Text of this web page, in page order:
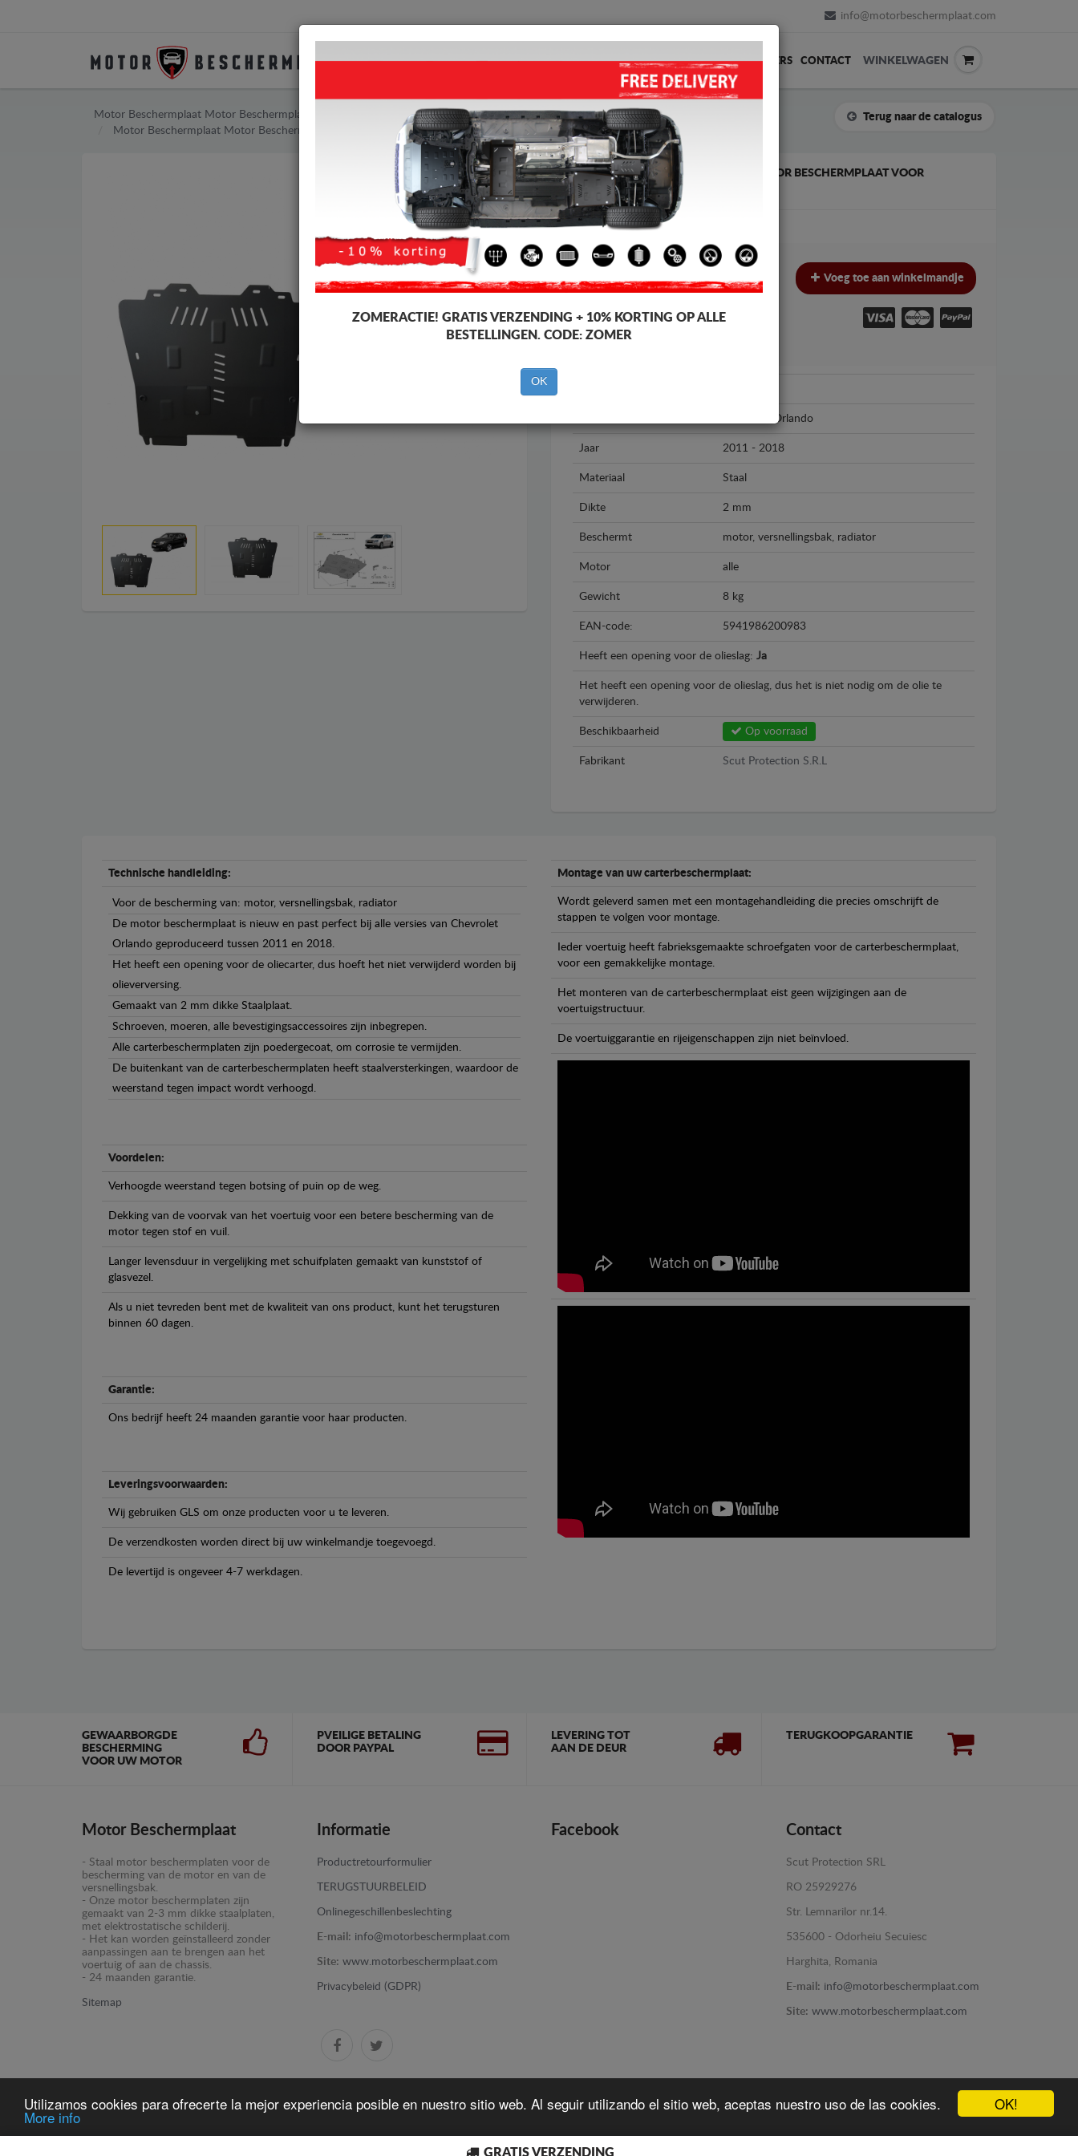
OK!
Utilizamos cookies para ofrecerte la mejor experiencia posible en nuestro sitio web. Al seguir utilizando el sitio web, aceptas nuestro uso de las cookies.
More info
info@motorbeschermplaat.com
BESCHERMPLAAT HOME VERZENDING TERUGMELDING WEDERVERKOPERS CONTACT WINKELWAGEN
Motor Beschermplaat Motor Beschermplaat Chevrolet
Motor Beschermplaat Motor Beschermplaat Chevrolet Orlando
Terug naar de catalogus
MOTOR, VERSNELLINGSBAK EN RADIATOR BESCHERMPLAAT VOOR
CHEVROLET ORLANDO (2011-2018)
Artikelcode: 04.218
172 €
145€
Incl. BTW
Voeg toe aan winkelmandje
Chevrolet Orlando
Jaar 2011 - 2018
Materiaal Staal
Dikte 2 mm
Beschermt motor, versnellingsbak, radiator
Motor alle
Gewicht 8 kg
EAN-code: 5941986200983
Heeft een opening voor de olieslag: Ja
Het heeft een opening voor de olieslag, dus het is niet nodig om de olie te
verwijderen.
Beschikbaarheid Op voorraad
Fabrikant Scut Protection S.R.L
Technische handleiding:
Voor de bescherming van: motor, versnellingsbak, radiator
De motor beschermplaat is nieuw en past perfect bij alle versies van Chevrolet
Orlando geproduceerd tussen 2011 en 2018.
Het heeft een opening voor de oliecarter, dus hoeft het niet verwijderd worden bij
olieverversing.
Gemaakt van 2 mm dikke Staalplaat.
Schroeven, moeren, alle bevestigingsaccessoires zijn inbegrepen.
Alle carterbeschermplaten zijn poedergecoat, om corrosie te vermijden.
De buitenkant van de carterbeschermplaten heeft staalversterkingen, waardoor de
weerstand tegen impact wordt verhoogd.
Voordelen:
Verhoogde weerstand tegen botsing of puin op de weg.
Dekking van de voorvak van het voertuig voor een betere bescherming van de
motor tegen stof en vuil.
Langer levensduur in vergelijking met schuifplaten gemaakt van kunststof of
glasvezel.
Als u niet tevreden bent met de kwaliteit van ons product, kunt het terugsturen
binnen 60 dagen.
Garantie:
Ons bedrijf heeft 24 maanden garantie voor haar producten.
Leveringsvoorwaarden:
Wij gebruiken GLS om onze producten voor u te leveren.
De verzendkosten worden direct bij uw winkelmandje toegevoegd.
De levertijd is ongeveer 4-7 werkdagen.
Montage van uw carterbeschermplaat:
Wordt geleverd samen met een montagehandleiding die precies omschrijft de
stappen te volgen voor montage.
Ieder voertuig heeft fabrieksgemaakte schroefgaten voor de carterbeschermplaat,
voor een gemakkelijke montage.
Het monteren van de carterbeschermplaat eist geen wijzigingen aan de
voertuigstructuur.
De voertuiggarantie en rijeigenschappen zijn niet beïnvloed.
GEWAARBORGDE
BESCHERMING
VOOR UW MOTOR
PVEILIGE BETALING
DOOR PAYPAL
LEVERING TOT
AAN DE DEUR
TERUGKOOPGARANTIE
Motor Beschermplaat
- Staal motor beschermplaten voor de
bescherming van de motor en van de
versnellingsbak.
- Onze motor beschermplaten zijn
gemaakt van 2-3 mm dikke staalplaten,
met elektrostatische schilderij.
- Het kan worden geïnstalleerd zonder
aanpassingen aan te brengen aan het
voertuig of aan de chassis.
- 24 maanden garantie.
Sitemap
Informatie
Productretourformulier
TERUGSTUURBELEID
Onlinegeschillenbeslechting
E-mail: info@motorbeschermplaat.com
Site: www.motorbeschermplaat.com
Privacybeleid (GDPR)
Facebook Contact
Scut Protection SRL
RO 25929276
Str. Lemnarilor nr.14.
535600 - Odorheiu Secuiesc
Harghita, Romania
E-mail: info@motorbeschermplaat.com
Site: www.motorbeschermplaat.com
www.motorbeschermplaat.com -© 2026
ZOMERACTIE! GRATIS VERZENDING + 10% KORTING OP ALLE
BESTELLINGEN. CODE: ZOMER
OK
GRATIS VERZENDING